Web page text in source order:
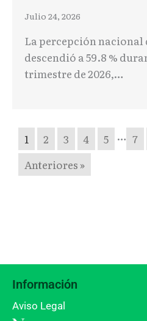
Julio 24, 2026
La percepción nacional
descendió a 59.8 %
trimestre de 2026,…
1 2 3 4 5 … 7
Anteriores »
Información
Aviso Legal